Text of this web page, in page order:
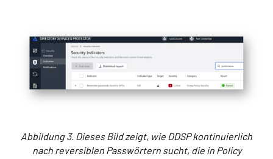
Abbildung 3. Dieses Bild zeigt, wie DDSP kontinuierlich
nach reversiblen Passwörtern sucht, die in Policy